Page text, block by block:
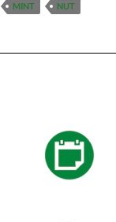
MINT NUT